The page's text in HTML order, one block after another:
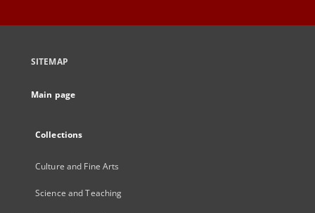
SITEMAP
Main page
Collections
Culture and Fine Arts
Science and Teaching